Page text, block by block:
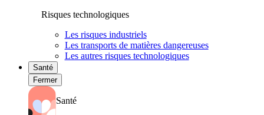
Risques technologiques
Les risques industriels
Les transports de matières dangereuses
Les autres risques technologiques
Santé
Fermer
Santé